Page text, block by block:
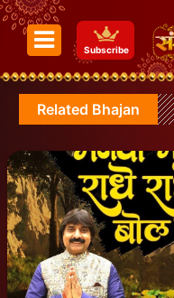
Subscribe
Related Bhajan